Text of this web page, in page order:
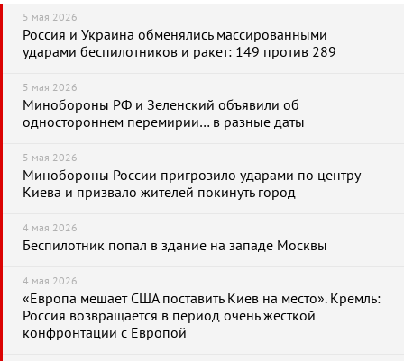
5 мая 2026
Россия и Украина обменялись массированными
ударами беспилотников и ракет: 149 против 289
5 мая 2026
Минобороны РФ и Зеленский объявили об
одностороннем перемирии… в разные даты
5 мая 2026
Минобороны России пригрозило ударами по центру
Киева и призвало жителей покинуть город
4 мая 2026
Беспилотник попал в здание на западе Москвы
4 мая 2026
«Европа мешает США поставить Киев на место». Кремль:
Россия возвращается в период очень жесткой
конфронтации с Европой